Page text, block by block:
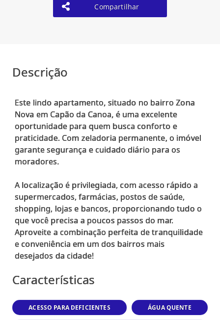
Compartilhar
Descrição
Este lindo apartamento, situado no bairro Zona
Nova em Capão da Canoa, é uma excelente
oportunidade para quem busca conforto e
praticidade. Com zeladoria permanente, o imóvel
garante segurança e cuidado diário para os
moradores.
A localização é privilegiada, com acesso rápido a
supermercados, farmácias, postos de saúde,
shopping, lojas e bancos, proporcionando tudo o
que você precisa a poucos passos do mar.
Aproveite a combinação perfeita de tranquilidade
e conveniência em um dos bairros mais
Características
ACESSO PARA DEFICIENTES ÁGUA QUENTE